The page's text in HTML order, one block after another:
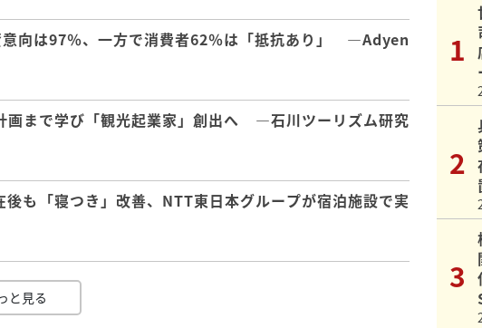
向は97％、一方で消費者62％は「抵抗あり」 ―Adyen
画まで学び「観光起業家」創出へ ―石川ツーリズム研究
も「寝つき」改善、NTT東日本グループが宿泊施設で実
と見る